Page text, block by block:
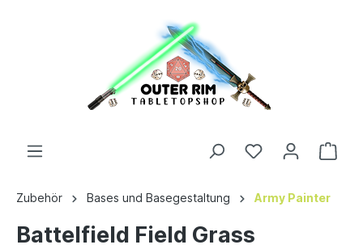
Zubehör Bases und Basegestaltung Army Painter
Battelfield Field Grass